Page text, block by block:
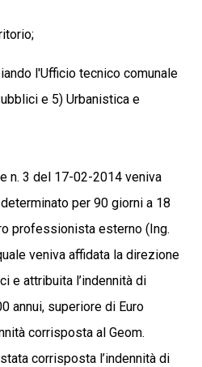
l'Ufficio tecnico comunale
e 5) Urbanistica e
n. 3 del 17-02-2014 veniva
per 90 giorni a 18
professionista esterno (Ing.
veniva affidata la direzione
e attribuita l’indennità di
annui, superiore di Euro
corrisposta al Geom.
corrisposta l’indennità di